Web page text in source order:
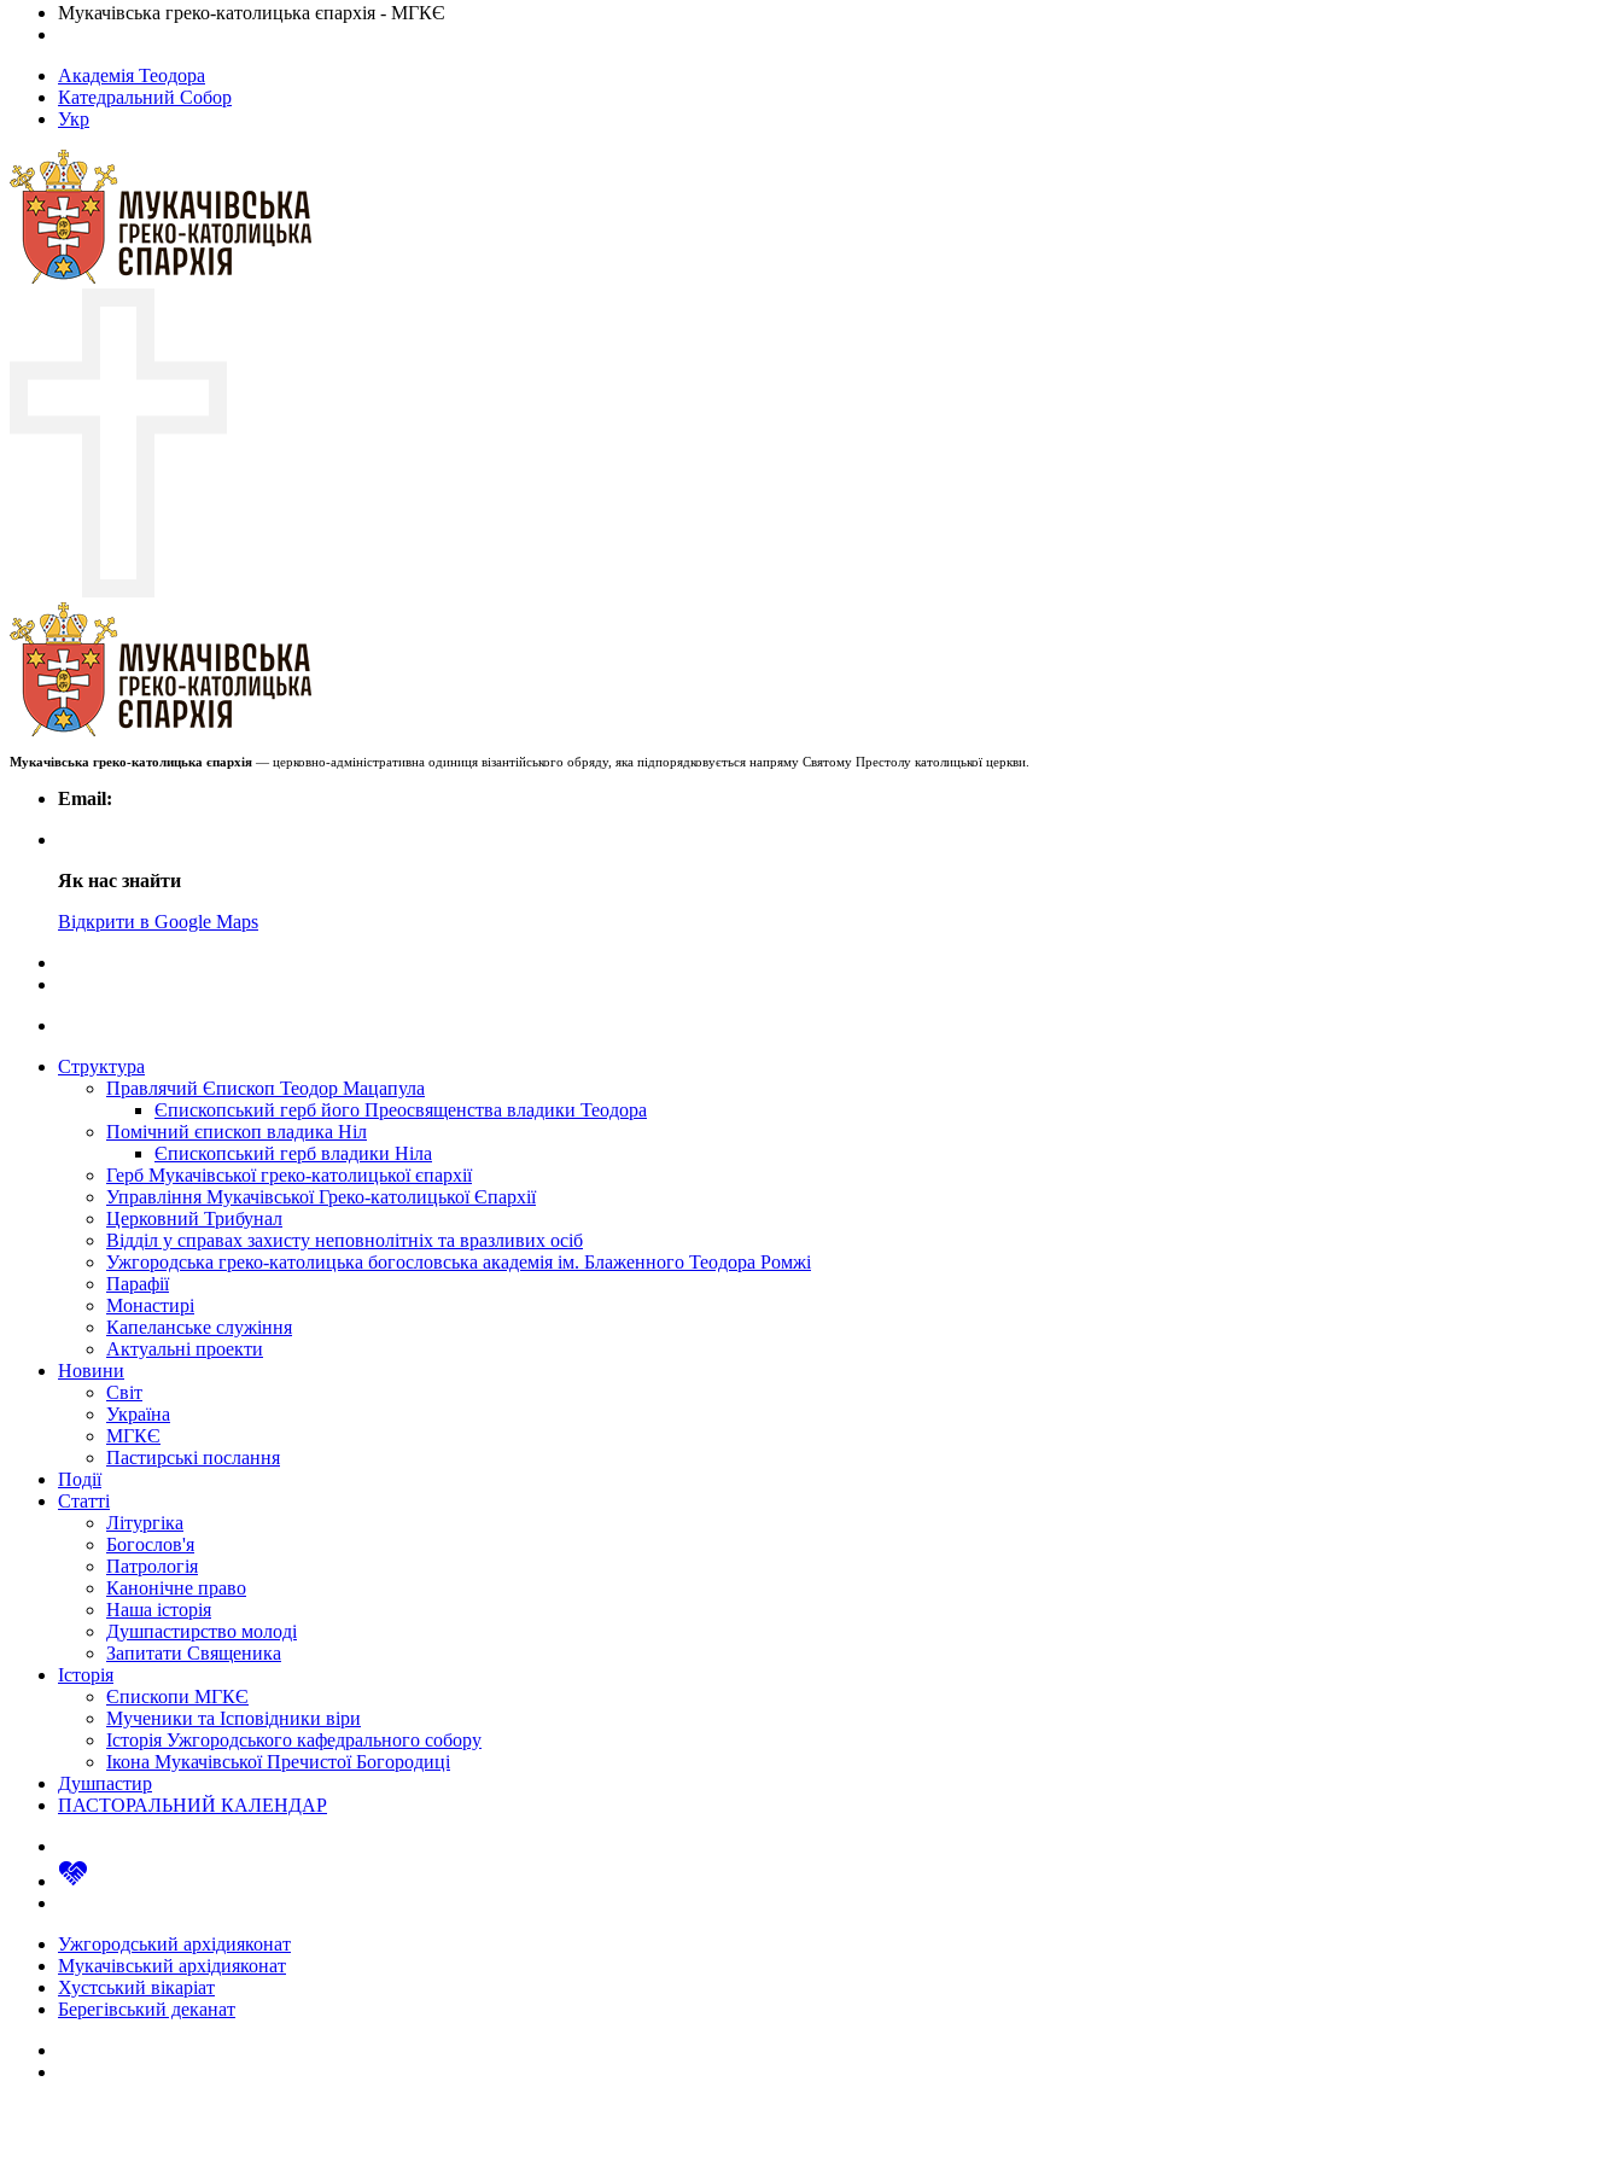
Мукачівська греко-католицька єпархія - МГКЄ
Академія Теодора
Катедральний Собор
Укр
Мукачівська греко-католицька єпархія — церковно-адміністративна одиниця візантійського обряду, яка підпорядковується напряму Святому Престолу католицької церкви.
Email:
Як нас знайти
Відкрити в Google Maps
Структура
Правлячий Єпископ Теодор Мацапула
Єпископський герб його Преосвященства владики Теодора
Помічний єпископ владика Ніл
Єпископський герб владики Ніла
Герб Мукачівської греко-католицької єпархії
Управління Мукачівської Греко-католицької Єпархії
Церковний Трибунал
Відділ у справах захисту неповнолітніх та вразливих осіб
Ужгородська греко-католицька богословська академія ім. Блаженного Теодора Ромжі
Парафії
Монастирі
Капеланське служіння
Актуальні проекти
Новини
Світ
Україна
МГКЄ
Пастирські послання
Події
Статті
Літургіка
Богослов'я
Патрологія
Канонічне право
Наша історія
Душпастирство молоді
Запитати Священика
Історія
Єпископи МГКЄ
Мученики та Ісповідники віри
Історія Ужгородського кафедрального собору
Ікона Мукачівської Пречистої Богородиці
Душпастир
ПАСТОРАЛЬНИЙ КАЛЕНДАР
Ужгородський архідияконат
Мукачівський архідияконат
Хустський вікаріат
Берегівський деканат